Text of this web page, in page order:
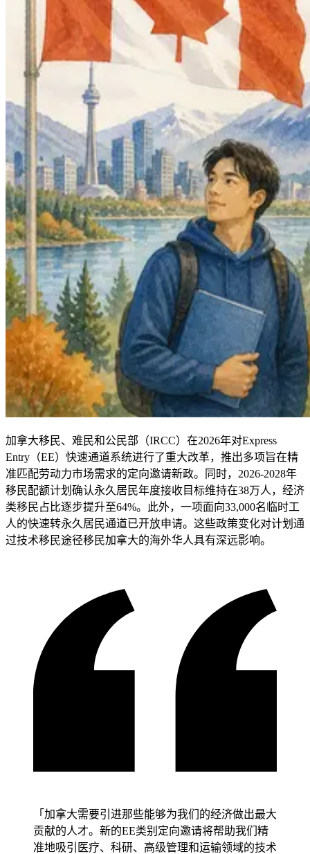
加拿大移民、难民和公民部（IRCC）在2026年对Express
Entry（EE）快速通道系统进行了重大改革，推出多项旨在精
准匹配劳动力市场需求的定向邀请新政。同时，2026-2028年
移民配额计划确认永久居民年度接收目标维持在38万人，经济
类移民占比逐步提升至64%。此外，一项面向33,000名临时工
人的快速转永久居民通道已开放申请。这些政策变化对计划通
过技术移民途径移民加拿大的海外华人具有深远影响。
「加拿大需要引进那些能够为我们的经济做出最大
贡献的人才。新的EE类别定向邀请将帮助我们精
准地吸引医疗、科研、高级管理和运输领域的技术